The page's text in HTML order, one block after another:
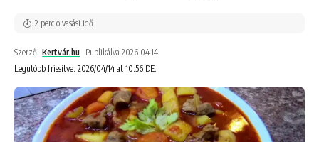
Legutóbb frissítve: 2026/04/14 at 10:56 DE.
Szerző: Kertvár.hu Publikálva 2026.04.14.
2 perc olvasási idő